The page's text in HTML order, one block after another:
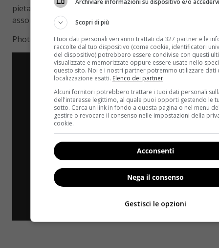
pietanza è lo stesso di sempre, ma il condimento lo
assorbe lui. Mica male, no?
Photo Credits Facebook
Archiviare informazioni su dispositivo e/o accedervi
Scopri di più
I tuoi dati personali verranno trattati da 327 partner e le
raccolte dal tuo dispositivo (come cookie, identificatori
del dispositivo) potrebbero essere condivise con questi
visualizzate e memorizzate oppure essere usate nello
questo sito. Noi e i nostri partner potremmo utilizzare dati
localizzazione esatti. Elenco dei partner.
Alcuni fornitori potrebbero trattare i tuoi dati personali
dell'interesse legittimo, al quale puoi opporti gestendo le
sotto. Cerca un link in fondo a questa pagina o nel menu
gestire o revocare il consenso nelle impostazioni della
cookie.
Acconsenti
Nega il consenso
Gestisci le opzioni